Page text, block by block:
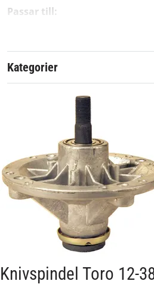
Passar till:
71180-71428
74301-74403
En eftermarknadsreservdel av
Artikelnummer:
Passar märke:
Kategorier
Knivspindel Toro 12-